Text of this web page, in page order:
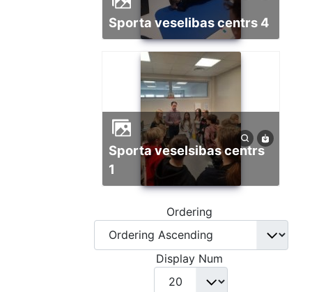
sporta veselibas centrs 4
Sporta veselsibas centrs
1
Ordering
Display Num